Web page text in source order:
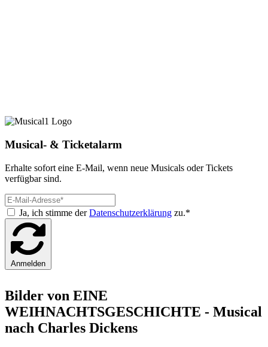
Musical- & Ticketalarm
Erhalte sofort eine E-Mail, wenn neue Musicals oder Tickets
verfügbar sind.
Ja, ich stimme derDatenschutzerklärung zu.*
Anmelden
Bilder von EINE
WEIHNACHTSGESCHICHTE - Musical
nach Charles Dickens